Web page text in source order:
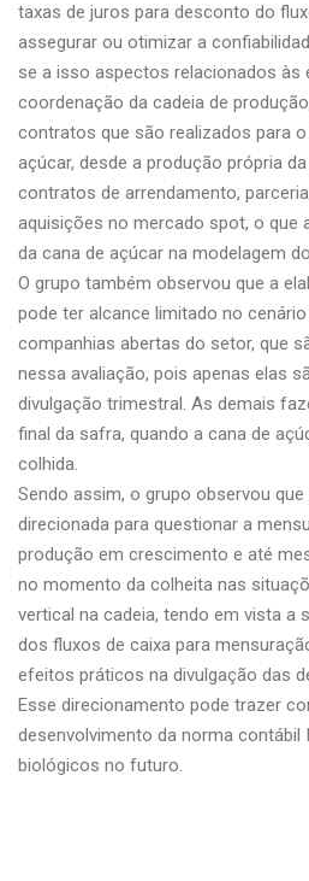
taxas de juros para desconto do
assegurar ou otimizar a
se a isso aspectos relacionados às
coordenação da cadeia de
contratos que são realizados para
açúcar, desde a produção própria
contratos de arrendamento,
aquisições no mercado spot, o que
da cana de açúcar na modelagem
O grupo também observou que a
pode ter alcance limitado no
companhias abertas do setor, que
nessa avaliação, pois apenas elas
divulgação trimestral. As demais
final da safra, quando a cana de
colhida.
Sendo assim, o grupo observou
direcionada para questionar a
produção em crescimento e até
no momento da colheita nas
vertical na cadeia, tendo em vista a
dos fluxos de caixa para
efeitos práticos na divulgação das
Esse direcionamento pode trazer
desenvolvimento da norma contábil
biológicos no futuro.